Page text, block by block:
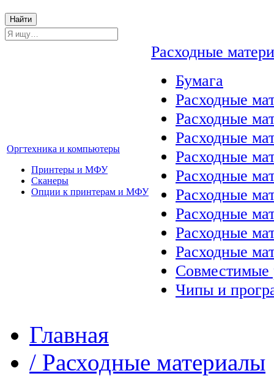
Найти
Оргтехника и компьютеры
Принтеры и МФУ
Сканеры
Опции к принтерам и МФУ
Расходные
Бумага
Расходные
Расходные
Расходные
Расходные
Расходные
Расходные
Расходные
Расходные
Расходные
Совместимые
Чипы и
Главная
/ Расходные материалы